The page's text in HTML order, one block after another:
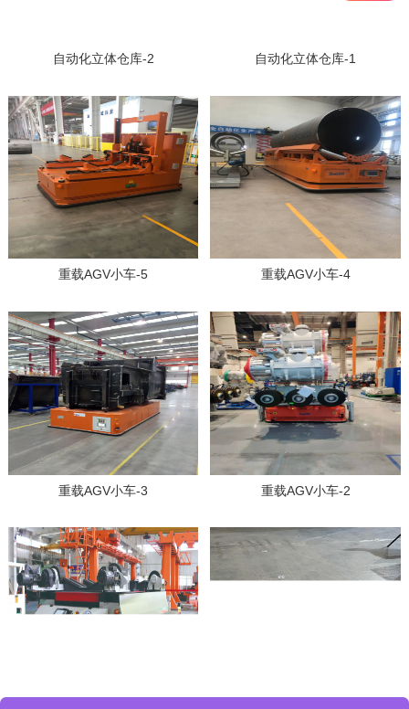
自动化立体仓库-2 自动化立体仓库-1
重载AGV小车-5 重载AGV小车-4
重载AGV小车-3 重载AGV小车-2